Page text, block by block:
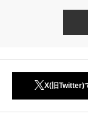
X(旧Twitter)